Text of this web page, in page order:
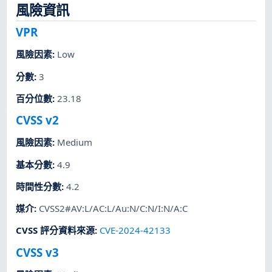
風險資訊
VPR
風險因素: Low
分數:3
百分位數: 23.18
CVSS v2
風險因素: Medium
基本分數:4.9
時間性分數:4.2
媒介: CVSS2#AV:L/AC:L/Au:N/C:N/I:N/A:C
CVSS 評分資料來源: CVE-2024-42133
CVSS v3